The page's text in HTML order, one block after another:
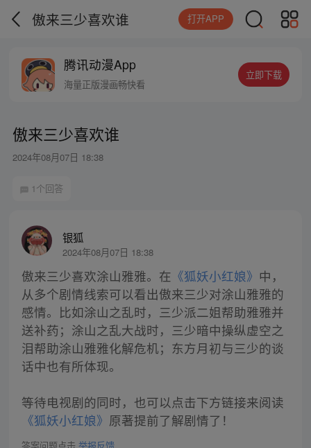
傲来三少喜欢谁 打开APP
腾讯动漫App
海量正版漫画畅快看
立即下载
傲来三少喜欢谁
2024年08月07日 18:38
1个回答
银狐
2024年08月07日 18:38
傲来三少喜欢涂山雅雅。在 《狐妖小红娘》 中，
从多个剧情线索可以看出傲来三少对涂山雅雅的
感情。比如涂山之乱时，三少派二姐帮助雅雅并
送补药；涂山之乱大战时，三少暗中操纵虚空之
泪帮助涂山雅雅化解危机；东方月初与三少的谈
话中也有所体现。
等待电视剧的同时，也可以点击下方链接来阅读
《狐妖小红娘》 原著提前了解剧情了！
答案问题点击 举报反馈